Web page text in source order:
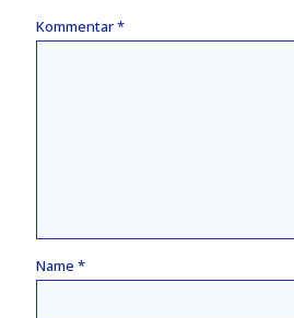
Kommentar*
Name *